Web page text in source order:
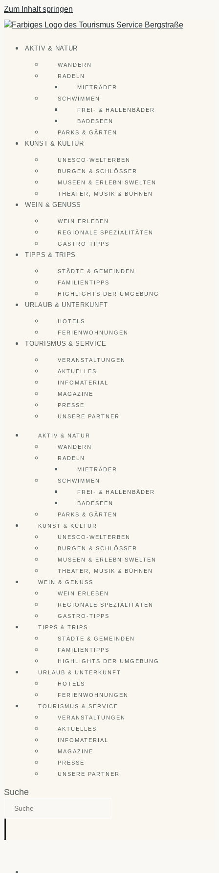
Zum Inhalt springen
AKTIV & NATUR
WANDERN
RADELN
MIETRÄDER
SCHWIMMEN
FREI- & HALLENBÄDER
BADESEEN
PARKS & GÄRTEN
KUNST & KULTUR
UNESCO-WELTERBEN
BURGEN & SCHLÖSSER
MUSEEN & ERLEBNISWELTEN
THEATER, MUSIK & BÜHNEN
WEIN & GENUSS
WEIN ERLEBEN
REGIONALE SPEZIALITÄTEN
GASTRO-TIPPS
TIPPS & TRIPS
STÄDTE & GEMEINDEN
FAMILIENTIPPS
HIGHLIGHTS DER UMGEBUNG
URLAUB & UNTERKUNFT
HOTELS
FERIENWOHNUNGEN
TOURISMUS & SERVICE
VERANSTALTUNGEN
AKTUELLES
INFOMATERIAL
MAGAZINE
PRESSE
UNSERE PARTNER
AKTIV & NATUR
WANDERN
RADELN
MIETRÄDER
SCHWIMMEN
FREI- & HALLENBÄDER
BADESEEN
PARKS & GÄRTEN
KUNST & KULTUR
UNESCO-WELTERBEN
BURGEN & SCHLÖSSER
MUSEEN & ERLEBNISWELTEN
THEATER, MUSIK & BÜHNEN
WEIN & GENUSS
WEIN ERLEBEN
REGIONALE SPEZIALITÄTEN
GASTRO-TIPPS
TIPPS & TRIPS
STÄDTE & GEMEINDEN
FAMILIENTIPPS
HIGHLIGHTS DER UMGEBUNG
URLAUB & UNTERKUNFT
HOTELS
FERIENWOHNUNGEN
TOURISMUS & SERVICE
VERANSTALTUNGEN
AKTUELLES
INFOMATERIAL
MAGAZINE
PRESSE
UNSERE PARTNER
Suche